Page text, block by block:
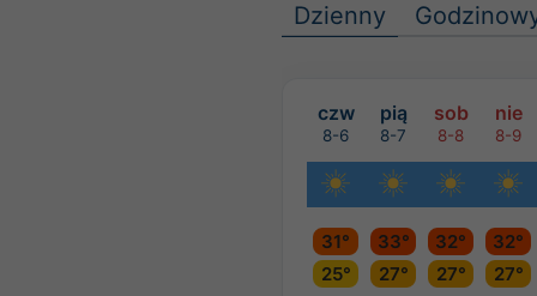
Dzienny
czw pią sob nie
8-6 8-7 8-8 8-9
31° 33° 32°
32°
25°
27° 27° 27°